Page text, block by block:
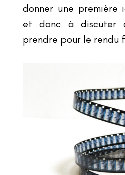
donner une
et donc à discuter
prendre pour le rendu